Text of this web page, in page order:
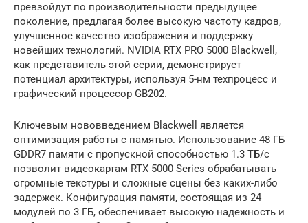
превзойдут по производительности предыдущее
поколение, предлагая более высокую частоту кадров,
улучшенное качество изображения и поддержку
новейших технологий. NVIDIA RTX PRO 5000 Blackwell,
как представитель этой серии, демонстрирует
потенциал архитектуры, используя 5-нм техпроцесс и
графический процессор GB202.
Ключевым нововведением Blackwell является
оптимизация работы с памятью. Использование 48 ГБ
GDDR7 памяти с пропускной способностью 1.3 ТБ/с
позволит видеокартам RTX 5000 Series обрабатывать
огромные текстуры и сложные сцены без каких-либо
задержек. Конфигурация памяти, состоящая из 24
модулей по 3 ГБ, обеспечивает высокую надежность и